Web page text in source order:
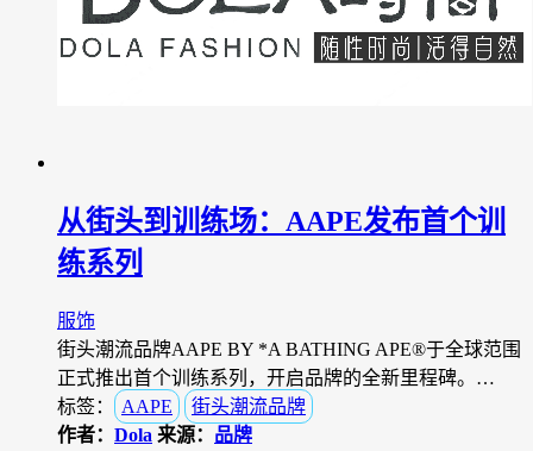
从街头到训练场：AAPE发布首个训
练系列
服饰
街头潮流品牌AAPE BY *A BATHING APE®于全球范围
正式推出首个训练系列，开启品牌的全新里程碑。…
标签：
AAPE
街头潮流品牌
作者： Dola 来源： 品牌